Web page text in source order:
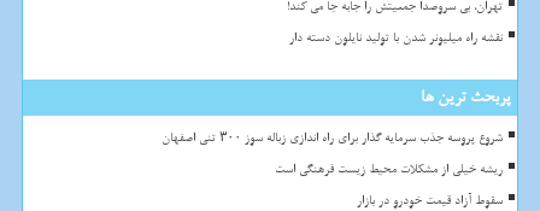
تهران، بی سروصدا جمعیتش را جابه جا می کند!
نقشه راه میلیونر شدن با تولید نایلون دسته دار
پربحث ترین ها
شروع پروسه جذب سرمایه گذار برای راه اندازی زباله سوز ۳۰۰ تنی اصفهان
ریشه خیلی از مشکلات محیط زیست فرهنگی است
سقوط آزاد قیمت خودرو در بازار